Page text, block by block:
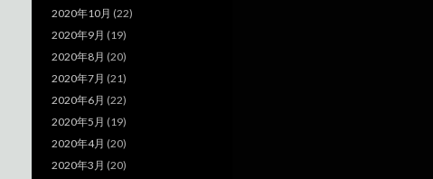
2020年10月 (22)
2020年9月 (19)
2020年8月 (20)
2020年7月 (21)
2020年6月 (22)
2020年5月 (19)
2020年4月 (20)
2020年3月 (20)